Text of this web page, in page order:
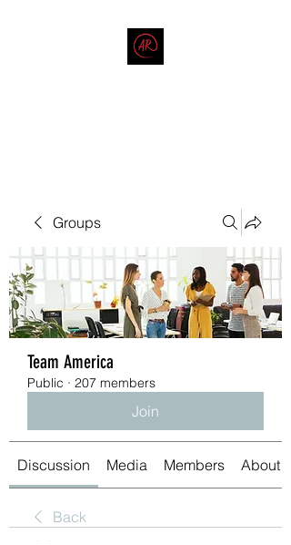
Groups
Team America
Public · 207 members
Join
Discussion Media Members About
Back